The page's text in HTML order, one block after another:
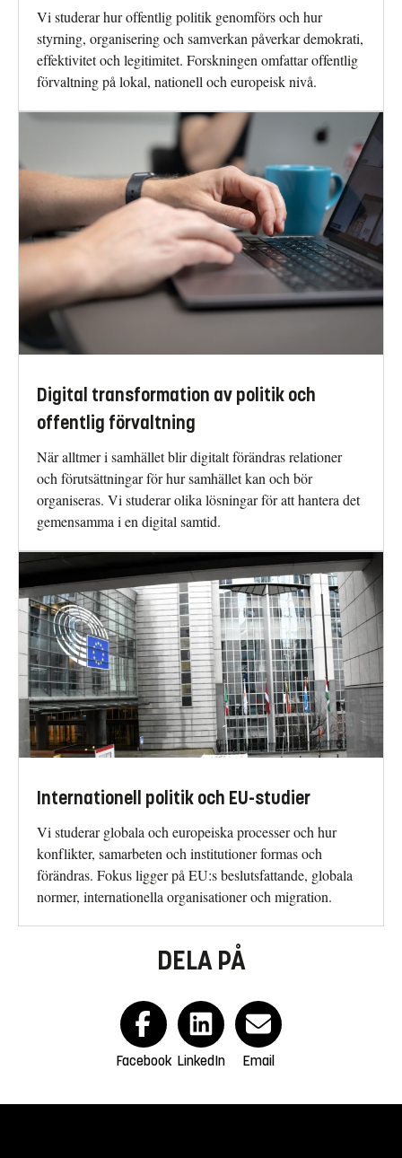
Vi studerar hur offentlig politik genomförs och hur
styrning, organisering och samverkan påverkar demokrati,
effektivitet och legitimitet. Forskningen omfattar offentlig
förvaltning på lokal, nationell och europeisk nivå.
Digital transformation av politik och
offentlig förvaltning
När alltmer i samhället blir digitalt förändras relationer
och förutsättningar för hur samhället kan och bör
organiseras. Vi studerar olika lösningar för att hantera det
gemensamma i en digital samtid.
Internationell politik och EU-studier
Vi studerar globala och europeiska processer och hur
konflikter, samarbeten och institutioner formas och
förändras. Fokus ligger på EU:s beslutsfattande, globala
normer, internationella organisationer och migration.
DELA PÅ
Facebook LinkedIn Email